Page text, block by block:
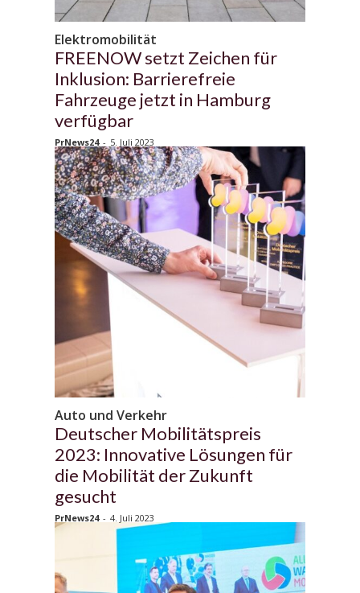
Elektromobilität
FREENOW setzt Zeichen für
Inklusion: Barrierefreie
Fahrzeuge jetzt in Hamburg
verfügbar
PrNews24 - 5. Juli 2023
Auto und Verkehr
Deutscher Mobilitätspreis
2023: Innovative Lösungen für
die Mobilität der Zukunft
gesucht
PrNews24 - 4. Juli 2023